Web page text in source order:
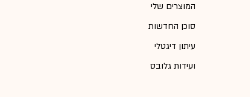
המוצרים שלי
סוכן החדשות
עיתון דיגטלי
ועידות גלובס